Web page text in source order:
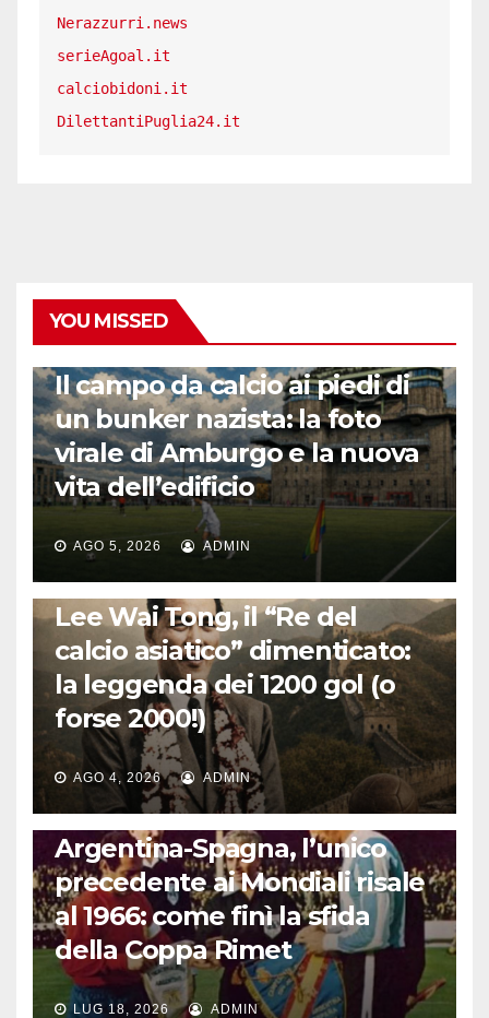
Nerazzurri.news
serieAgoal.it
calciobidoni.it
DilettantiPuglia24.it
YOU MISSED
Il campo da calcio ai piedi di
un bunker nazista: la foto
virale di Amburgo e la nuova
vita dell’edificio
AGO 5, 2026 ADMIN
LA STORIA DEL CALCIO
Lee Wai Tong, il “Re del
calcio asiatico” dimenticato:
la leggenda dei 1200 gol (o
forse 2000!)
AGO 4, 2026 ADMIN
CALCIO INTERNAZIONALE
Argentina-Spagna, l’unico
precedente ai Mondiali risale
al 1966: come finì la sfida
della Coppa Rimet
LUG 18, 2026 ADMIN